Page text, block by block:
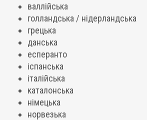
валлійська
голландська / нідерландська
грецька
данська
есперанто
іспанська
італійська
каталонська
німецька
норвезька